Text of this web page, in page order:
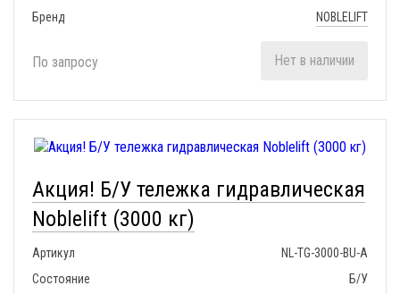
Бренд
NOBLELIFT
По запросу Нет в наличии
Акция! Б/У тележка гидравлическая
Noblelift (3000 кг)
Артикул
NL-TG-3000-BU-A
Состояние
Б/У